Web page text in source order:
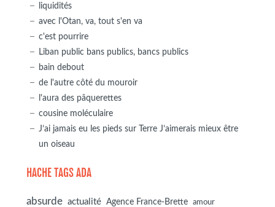
liquidités
avec l'Otan, va, tout s'en va
c'est pourrire
Liban public bans publics, bancs publics
bain debout
de l'autre côté du mouroir
l'aura des pâquerettes
cousine moléculaire
J’ai jamais eu les pieds sur Terre J’aimerais mieux être
un oiseau
HACHE TAGS ADA
absurde actualité Agence France-Brette amour